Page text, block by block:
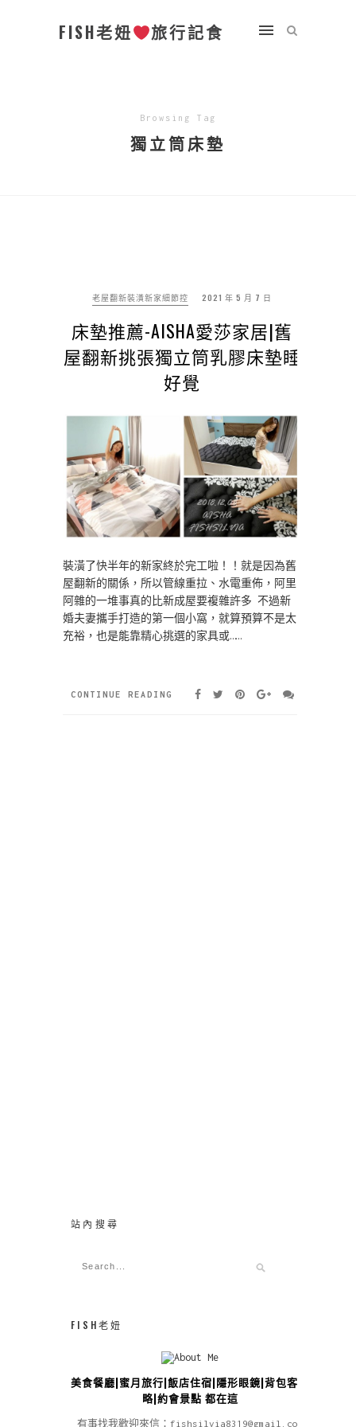
FISH老妞 旅行記食
Browsing Tag
獨立筒床墊
老屋翻新裝潢新家細節控 2021 年 5 月 7 日
床墊推薦-AISHA愛莎家居|舊
屋翻新挑張獨立筒乳膠床墊睡
好覺
裝潢了快半年的新家終於完工啦！！就是因為舊
屋翻新的關係，所以管線重拉、水電重佈，阿里
阿雜的一堆事真的比新成屋要複雜許多 不過新
婚夫妻攜手打造的第一個小窩，就算預算不是太
充裕，也是能靠精心挑選的家具或……
CONTINUE READING
站內搜尋
FISH老妞
美食餐廳|蜜月旅行|飯店住宿|隱形眼鏡|背包客攻
略|約會景點 都在這
有事找我歡迎來信：fishsilvia8319@gmail.com